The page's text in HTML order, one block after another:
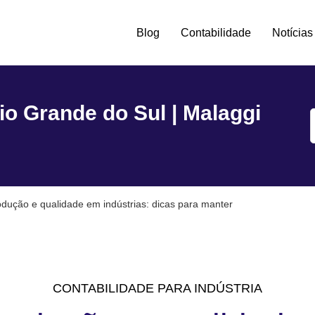
Blog Contabilidade Notícias
Grande do Sul | Malaggi
e qualidade em indústrias: dicas para manter
CONTABILIDADE PARA INDÚSTRIA